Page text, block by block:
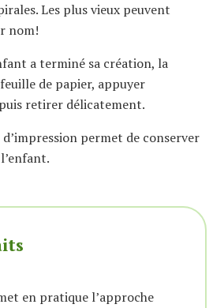
Les plus vieux peuvent
nom!
a terminé sa création, la
de papier, appuyer
retirer délicatement.
permet de conserver
en pratique l’approche